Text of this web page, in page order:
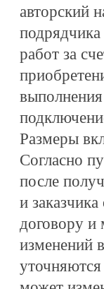
авторский
работ за
Размеры
Согласно
после
и
договору и
изменений
уточняются